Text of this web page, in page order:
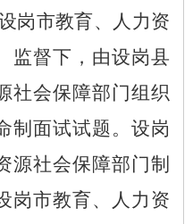
岗市教育、人力资
监督下，由设岗县
社会保障部门组织
制面试试题。设岗
源社会保障部门制
岗市教育、人力资